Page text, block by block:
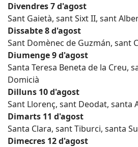
Divendres 7 d'agost
Sant Gaietà, sant Sixt II, sant
Dissabte 8 d'agost
Sant Domènec de Guzmán, sant
Diumenge 9 d'agost
Santa Teresa Beneta de la Creu,
Domicià
Dilluns 10 d'agost
Sant Llorenç, sant Deodat, santa
Dimarts 11 d'agost
Santa Clara, sant Tiburci, santa
Dimecres 12 d'agost